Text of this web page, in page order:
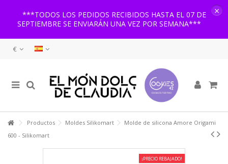
***TODOS LOS PEDIDOS RECIBIDOS HASTA EL 07 DE
SEPTIEMBRE SE ENVIARÁN UNA VEZ POR SEMANA***
×
€
Productos Moldes Silikomart
Molde de silicona Amore Origami
600 - Silikomart
¡PRECIO REBAJADO!